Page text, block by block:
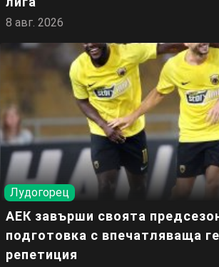
8 авг. 2026
Лудогорец
АЕК завърши своята
подготовка с впечатляваща
репетиция